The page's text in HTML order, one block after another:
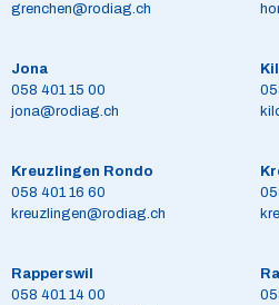
grenchen@rodiag.ch
Jona
058 401 15 00
jona@rodiag.ch
Kreuzlingen Rondo
058 401 16 60
kreuzlingen@rodiag.ch
Rapperswil
058 401 14 00